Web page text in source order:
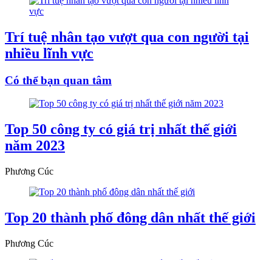
Trí tuệ nhân tạo vượt qua con người tại
nhiều lĩnh vực
Có thể bạn quan tâm
Top 50 công ty có giá trị nhất thế giới
năm 2023
Phương Cúc
Top 20 thành phố đông dân nhất thế giới
Phương Cúc